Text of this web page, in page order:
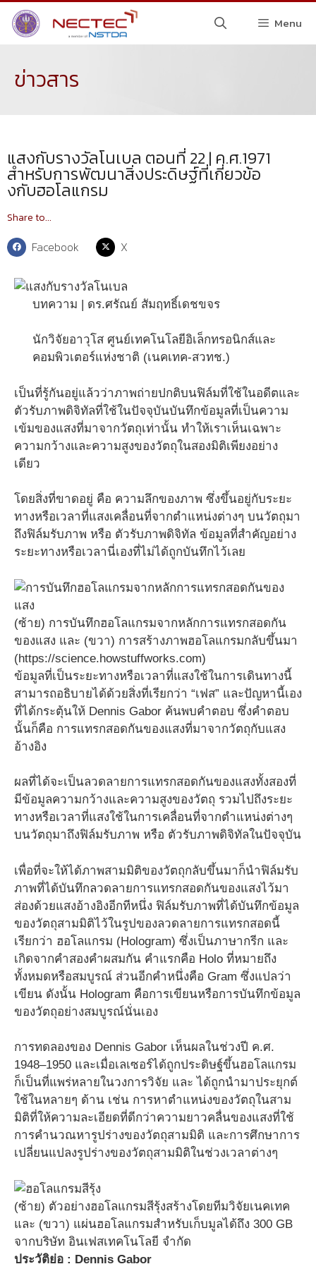
Menu
ข่าวสาร
แสงกับรางวัลโนเบล ตอนที่ 22 | ค.ศ.1971
สำหรับการพัฒนาสิ่งประดิษฐ์ที่เกี่ยวข้อ
งกับฮอโลแกรม
Share to...
Facebook X
บทความ | ดร.ศรัณย์ สัมฤทธิ์เดชขจร
นักวิจัยอาวุโส ศูนย์เทคโนโลยีอิเล็กทรอนิกส์และ
คอมพิวเตอร์แห่งชาติ (เนคเทค-สวทช.)
เป็นที่รู้กันอยู่แล้วว่าภาพถ่ายปกติบนฟิล์มที่ใช้ในอดีตและ
ตัวรับภาพดิจิทัลที่ใช้ในปัจจุบันบันทึกข้อมูลที่เป็นความ
เข้มของแสงที่มาจากวัตถุเท่านั้น ทำให้เราเห็นเฉพาะ
ความกว้างและความสูงของวัตถุในสองมิติเพียงอย่าง
เดียว
โดยสิ่งที่ขาดอยู่ คือ ความลึกของภาพ ซึ่งขึ้นอยู่กับระยะ
ทางหรือเวลาที่แสงเคลื่อนที่จากตำแหน่งต่างๆ บนวัตถุมา
ถึงฟิล์มรับภาพ หรือ ตัวรับภาพดิจิทัล ข้อมูลที่สำคัญอย่าง
ระยะทางหรือเวลานี่เองที่ไม่ได้ถูกบันทึกไว้เลย
(ซ้าย) การบันทึกฮอโลแกรมจากหลักการแทรกสอดกัน
ของแสง และ (ขวา) การสร้างภาพฮอโลแกรมกลับขึ้นมา
(https://science.howstuffworks.com)
ข้อมูลที่เป็นระยะทางหรือเวลาที่แสงใช้ในการเดินทางนี้
สามารถอธิบายได้ด้วยสิ่งที่เรียกว่า “เฟส” และปัญหานี้เอง
ที่ได้กระตุ้นให้ Dennis Gabor ค้นพบคำตอบ ซึ่งคำตอบ
นั้นก็คือ การแทรกสอดกันของแสงที่มาจากวัตถุกับแสง
อ้างอิง
ผลที่ได้จะเป็นลวดลายการแทรกสอดกันของแสงทั้งสองที่
มีข้อมูลความกว้างและความสูงของวัตถุ รวมไปถึงระยะ
ทางหรือเวลาที่แสงใช้ในการเคลื่อนที่จากตำแหน่งต่างๆ
บนวัตถุมาถึงฟิล์มรับภาพ หรือ ตัวรับภาพดิจิทัลในปัจจุบัน
เพื่อที่จะให้ได้ภาพสามมิติของวัตถุกลับขึ้นมาก็นำฟิล์มรับ
ภาพที่ได้บันทึกลวดลายการแทรกสอดกันของแสงไว้มา
ส่องด้วยแสงอ้างอิงอีกทีหนึ่ง ฟิล์มรับภาพที่ได้บันทึกข้อมูล
ของวัตถุสามมิติไว้ในรูปของลวดลายการแทรกสอดนี้
เรียกว่า ฮอโลแกรม (Hologram) ซึ่งเป็นภาษากรีก และ
เกิดจากคำสองคำผสมกัน คำแรกคือ Holo ที่หมายถึง
ทั้งหมดหรือสมบูรณ์ ส่วนอีกคำหนึ่งคือ Gram ซึ่งแปลว่า
เขียน ดังนั้น Hologram คือการเขียนหรือการบันทึกข้อมูล
ของวัตถุอย่างสมบูรณ์นั่นเอง
การทดลองของ Dennis Gabor เห็นผลในช่วงปี ค.ศ.
1948–1950 และเมื่อเลเซอร์ได้ถูกประดิษฐ์ขึ้นฮอโลแกรม
ก็เป็นที่แพร่หลายในวงการวิจัย และ ได้ถูกนำมาประยุกต์
ใช้ในหลายๆ ด้าน เช่น การหาตำแหน่งของวัตถุในสาม
มิติที่ให้ความละเอียดที่ดีกว่าความยาวคลื่นของแสงที่ใช้
การคำนวณหารูปร่างของวัตถุสามมิติ และการศึกษาการ
เปลี่ยนแปลงรูปร่างของวัตถุสามมิติในช่วงเวลาต่างๆ
(ซ้าย) ตัวอย่างฮอโลแกรมสีรุ้งสร้างโดยทีมวิจัยเนคเทค
และ (ขวา) แผ่นฮอโลแกรมสำหรับเก็บมูลได้ถึง 300 GB
จากบริษัท อินเฟสเทคโนโลยี จำกัด
ประวัติย่อ : Dennis Gabor